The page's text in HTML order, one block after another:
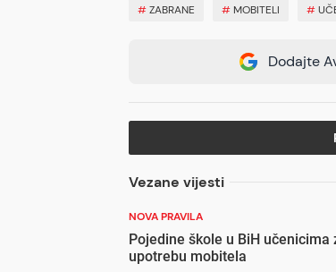
#ZABRANE # MOBITELI #
Dodajte
Vezane vijesti
NOVA PRAVILA
Pojedine škole u BiH učenicima
upotrebu mobitela